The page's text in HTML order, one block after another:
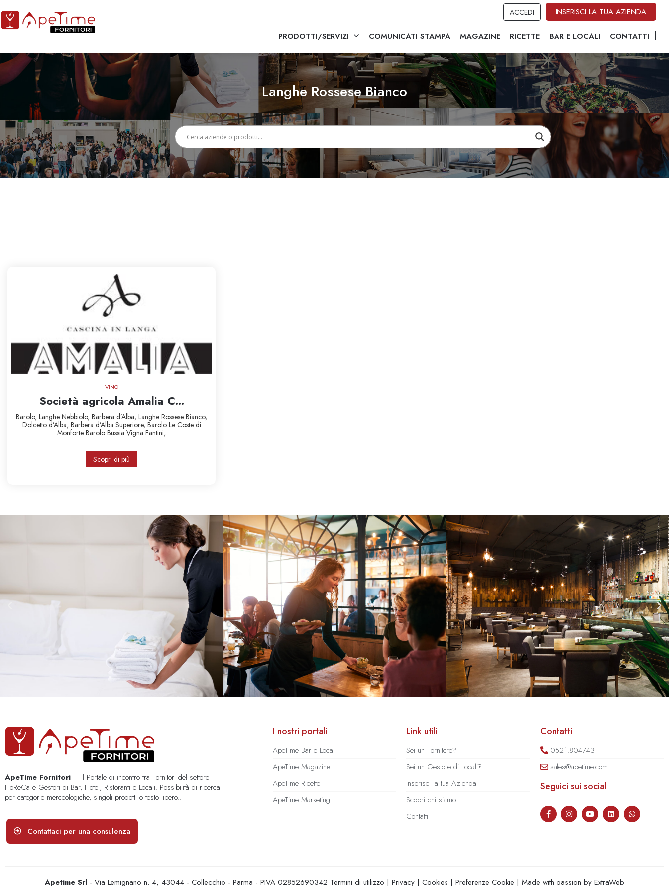
ACCEDI INSERISCI LA TUA AZIENDA
PRODOTTI/SERVIZI COMUNICATI STAMPA MAGAZINE RICETTE BAR E LOCALI CONTATTI
Langhe Rossese Bianco
VINO
Società agricola Amalia C...
Barolo, Langhe Nebbiolo, Barbera d’Alba, Langhe Rossese Bianco,
Dolcetto d’Alba, Barbera d’Alba Superiore, Barolo Le Coste di
Monforte Barolo Bussia Vigna Fantini,
Scopri di più
ApeTime Fornitori – Il Portale di incontro tra Fornitori del settore
HoReCa e Gestori di Bar, Hotel, Ristoranti e Locali. Possibilità di ricerca
per categorie merceologiche, singoli prodotti o testo libero..
Contattaci per una consulenza
I nostri portali
ApeTime Bar e Locali
ApeTime Magazine
ApeTime Ricette
ApeTime Marketing
Link utili
Sei un Fornitore?
Sei un Gestore di Locali?
Inserisci la tua Azienda
Scopri chi siamo
Contatti
Contatti
0521.804743
sales@apetime.com
Seguici sui social
Apetime Srl - Via Lemignano n. 4, 43044 - Collecchio - Parma - PIVA 02852690342 Termini di utilizzo | Privacy | Cookies | Preferenze Cookie | Made with passion by ExtraWeb